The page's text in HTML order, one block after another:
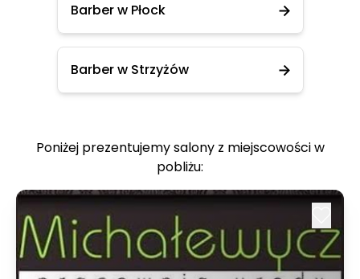
Barber w Płock
Barber w Strzyżów
Poniżej prezentujemy salony z miejscowości w
pobliżu: